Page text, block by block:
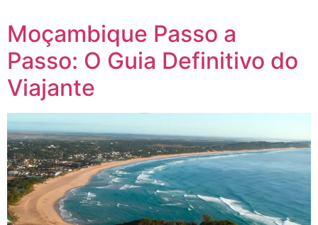
Moçambique Passo a
Passo: O Guia Definitivo do
Viajante